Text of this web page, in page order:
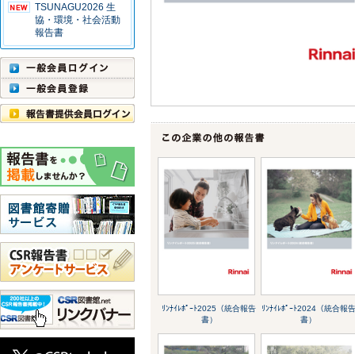
TSUNAGU2026 生
協・環境・社会活動
報告書
ﾘﾝﾅｲﾚﾎﾟｰﾄ2025（統合報告
書）
ﾘﾝﾅｲﾚﾎﾟｰﾄ2024（統合報告
書）